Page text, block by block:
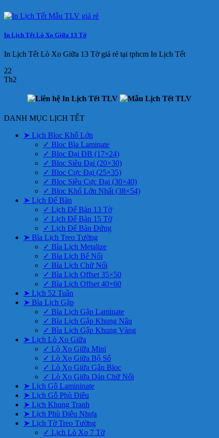
In Lịch Tết Lò Xo Giữa 13 Tờ
In Lịch Tết Lò Xo Giữa 13 Tờ giá rẻ tại tphcm In Lịch Tết
22
Th2
DANH MỤC LỊCH TẾT
➤ Lịch Bloc Khổ Lớn
✓ Bloc Bìa Laminate
✓ Bloc Đại ĐB (17×24)
✓ Bloc Siêu Đại (20×30)
✓ Bloc Cực Đại (25×35)
✓ Bloc Siêu Cực Đại (30×40)
✓ Bloc Khổ Lớn Nhất (38×54)
➤ Lịch Để Bàn
✓ Lịch Để Bàn 13 Tờ
✓ Lịch Để Bàn 15 Tờ
✓ Lịch Để Bàn Đứng
➤ Bìa Lịch Treo Tường
✓ Bìa Lịch Metalize
✓ Bìa Lịch Bế Nổi
✓ Bìa Lịch Chữ Nổi
✓ Bìa Lịch Offset 35×50
✓ Bìa Lịch Offset 40×60
➤ Lịch 52 Tuần
➤ Bìa Lịch Gập
✓ Bìa Lịch Gập Laminate
✓ Bìa Lịch Gập Khung Nâu
✓ Bìa Lịch Gập Khung Vàng
➤ Lịch Lò Xo Giữa
✓ Lò Xo Giữa Mini
✓ Lò Xo Giữa Bộ Số
✓ Lò Xo Giữa Gắn Bloc
✓ Lò Xo Giữa Dán Chữ Nổi
➤ Lịch Gỗ Lamininate
➤ Lịch Gỗ Phù Điêu
➤ Lịch Khung Tranh
➤ Lịch Phù Điêu Nhựa
➤ Lịch Tờ Treo Tường
✓ Lịch Lò Xo 7 Tờ